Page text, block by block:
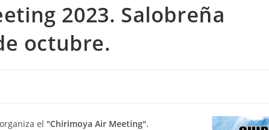
2023. Salobreña
octubre.
organiza el "Chirimoya Air Meeting".